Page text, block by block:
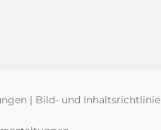
| Bild- und Inhaltsrichtlinie